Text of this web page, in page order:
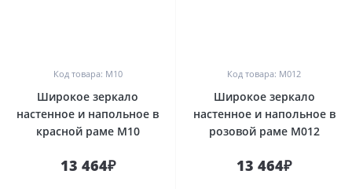
Код товара: М10
Широкое зеркало
настенное и напольное в
красной раме М10
13 464₽
Код товара: М012
Широкое зеркало
настенное и напольное в
розовой раме М012
13 464₽